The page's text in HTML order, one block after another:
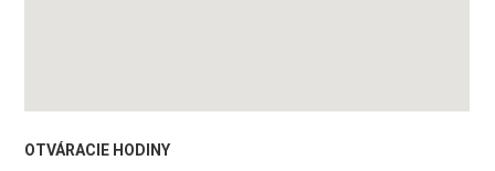
OTVÁRACIE HODINY